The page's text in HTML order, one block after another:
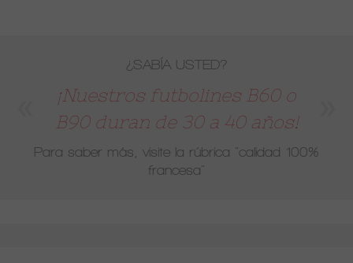
¿SABÍA USTED?
¡Nuestros futbolines B60 o
B90 duran de 30 a 40 años!
Para saber más, visite la rúbrica "calidad 100%
francesa"